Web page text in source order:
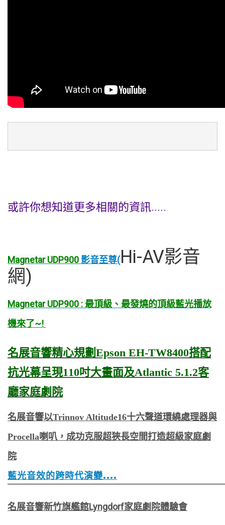
或許你想知道更多相關的資訊.....
Magnetar UDP900 影音至尊(Hi-AV影音
網)
Magnetar UDP900 : 最頂級 、 最發燒的頂級藍光播放
機來了~!
名展音響精心規劃Epson EH-TW8400搭配
抗光幕呈現110吋大畫面及Atlantic 5.1.2客
廳家庭劇院
名展音響以Trinnov Altitude16十六聲道環繞處理器與
Procella喇叭，成功克服超狹長空間打造超級家庭劇
院
藍光音效的跨時代演變....
名展音響新竹旗艦館Lyngdorf家庭劇院體驗會